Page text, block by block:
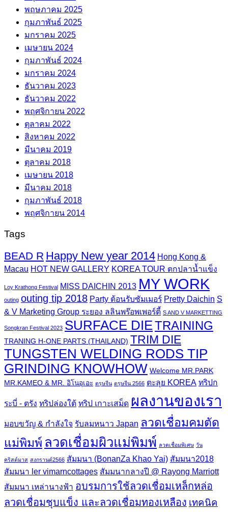
พฤษภาคม 2025
กุมภาพันธ์ 2025
มกราคม 2025
เมษายน 2024
กุมภาพันธ์ 2024
มกราคม 2024
ธันวาคม 2023
ธันวาคม 2022
พฤศจิกายน 2022
ตุลาคม 2022
สิงหาคม 2022
มีนาคม 2019
ตุลาคม 2018
เมษายน 2018
มีนาคม 2018
กุมภาพันธ์ 2018
พฤศจิกายน 2014
Tags
BEAD R Happy New year 2014 Hong Kong &
Macau HOT NEW GALLERY KOREA TOUR ตกปลาน้ำแข็ง
Loy Krathong Festival MISS DAICHIN 2013 MY WORK
outing outing tip 2018 Party ต้อนรับซัมเมอร์ Pretty Daichin S
& V Marketing Group ระยอง ลลินพร๊อพเพอร์ตี้ S AND V MARKETTING
Songkran Festival 2023 SURFACE DIETRAINING
TRANING H-ONE PARTS (THAILAND) TRIM DIE
TUNGSTEN WELDING RODS TIP
GRINDING KNOWHOW Welcome MR.PARK
MR.KAMEO & MR. อิโนอุเอะ ตรุษจีน ตรุษจีน 2566 ตะลุย KOREA ทริปก
ระบี่ - ตรัง ทริปล่องใต้ ทริป เกาะเสม็ด ผลงานของเรา
มอบขวัญ & กำลังใจ รับลมหนาว Japan ลวดเชื่อมคมตัด
แม่พิมพ์ ลวดเชื่อมผิวแม่พิมพ์ ลวดเชื่อมพิเศษ วัน
คริสต์มาส สงกรานต์2566 สัมมนา (BonanZa Khao Yai) สัมมนา2018
สัมมนา ler vimarncottages สัมมนากลางปี @ Rayong Marriott
สัมมนา เหล่านางฟ้า อบรมการใช้ลวดเชื่อมเหล็กหล่อ
ลวดเชื่อมชุบแข็ง และลวดเชื่อมทองเหลือง เทคนิค